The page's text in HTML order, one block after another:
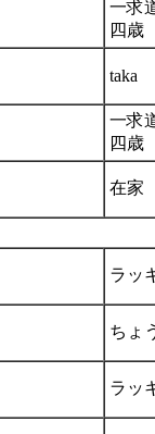
一求
四歳
taka
一求
四歳
在家
ラッ
ちょ
ラッ